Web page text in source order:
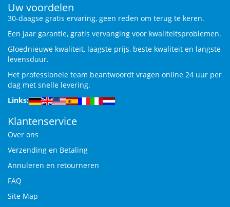
Uw voordelen
30-daagse gratis ervaring, geen reden om terug te keren.
Een jaar garantie, gratis vervanging voor kwaliteitsproblemen.
Gloednieuwe kwaliteit, laagste prijs, beste kwaliteit en langste
levensduur.
Het professionele team beantwoordt vragen online 24 uur per
dag met snelle levering.
Links:
Klantenservice
Over ons
Verzending en Betaling
Annuleren en retourneren
FAQ
Site Map